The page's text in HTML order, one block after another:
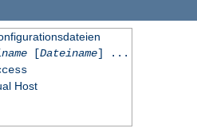
[Dateiname] ...
Host